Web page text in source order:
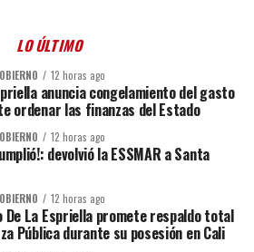
LO ÚLTIMO
12 horas ago
anuncia congelamiento del gasto
ordenar las finanzas del Estado
12 horas ago
devolvió la ESSMAR a Santa
12 horas ago
De La Espriella promete respaldo total
Pública durante su posesión en Cali